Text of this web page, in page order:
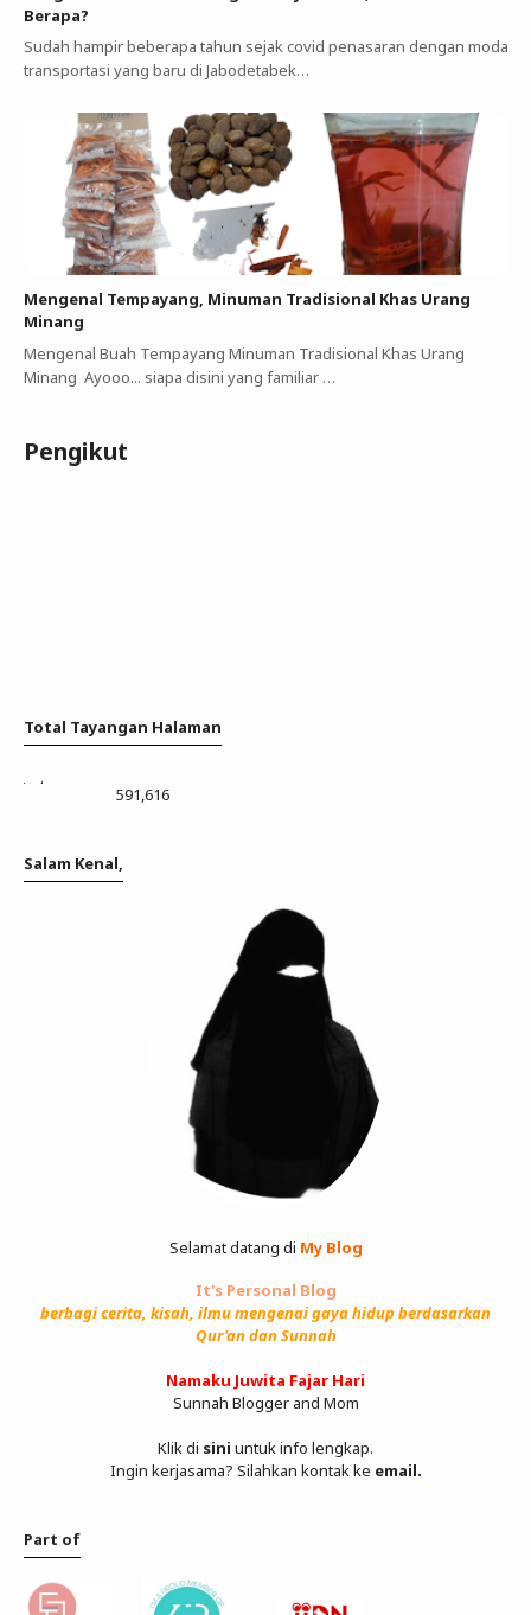
Berapa?
Sudah hampir beberapa tahun sejak covid penasaran dengan moda
transportasi yang baru di Jabodetabek…
Mengenal Tempayang, Minuman Tradisional Khas Urang
Minang
Mengenal Buah Tempayang Minuman Tradisional Khas Urang
Minang Ayooo... siapa disini yang familiar …
Pengikut
Total Tayangan Halaman
591,616
Salam Kenal,
Selamat datang di My Blog
It's Personal Blog
berbagi cerita, kisah, ilmu mengenai gaya hidup berdasarkan
Qur'an dan Sunnah
Namaku Juwita Fajar Hari
Sunnah Blogger and Mom
Klik di sini untuk info lengkap.
Ingin kerjasama? Silahkan kontak ke email.
Part of